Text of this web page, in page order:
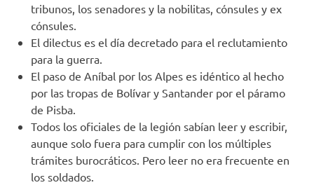
tribunos, los senadores y la nobilitas, cónsules y ex
cónsules.
El dilectus es el día decretado para el reclutamiento
para la guerra.
El paso de Aníbal por los Alpes es idéntico al hecho
por las tropas de Bolívar y Santander por el páramo
de Pisba.
Todos los oficiales de la legión sabían leer y escribir,
aunque solo fuera para cumplir con los múltiples
trámites burocráticos. Pero leer no era frecuente en
los soldados.